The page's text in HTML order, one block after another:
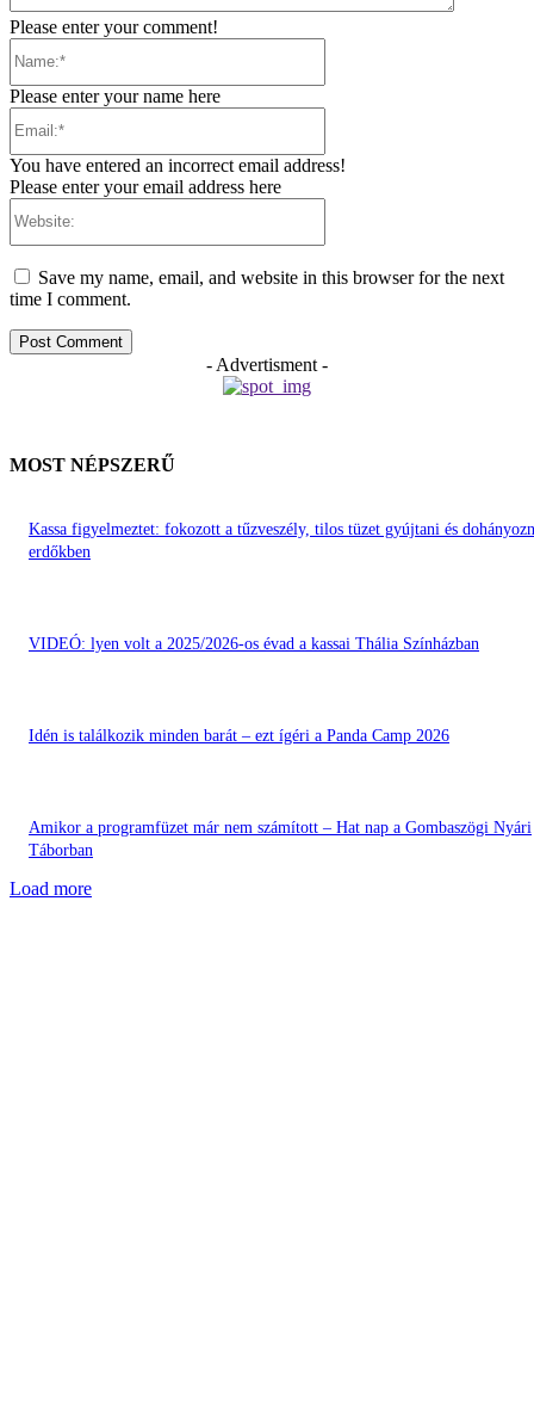
Please enter your comment!
Please enter your name here
You have entered an incorrect email address!
Please enter your email address here
Save my name, email, and website in this browser for the next
time I comment.
- Advertisment -
MOST NÉPSZERŰ
Kassa figyelmeztet: fokozott a tűzveszély, tilos tüzet gyújtani és
erdőkben
VIDEÓ: lyen volt a 2025/2026-os évad a kassai Thália Színházban
Idén is találkozik minden barát – ezt ígéri a Panda Camp 2026
Amikor a programfüzet már nem számított – Hat nap a Gombaszögi Nyári
Táborban
Load more